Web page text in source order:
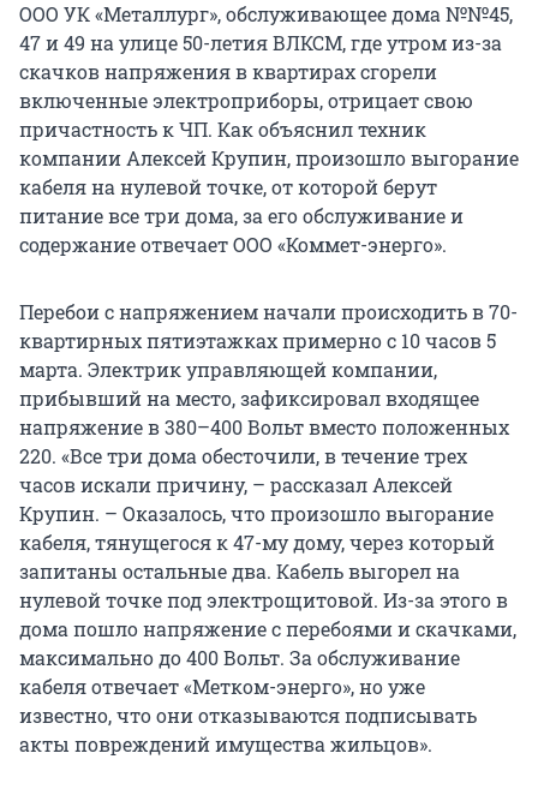
ООО УК «Металлург», обслуживающее дома №№45,
47 и 49 на улице 50-летия ВЛКСМ, где утром из-за
скачков напряжения в квартирах сгорели
включенные электроприборы, отрицает свою
причастность к ЧП. Как объяснил техник
компании Алексей Крупин, произошло выгорание
кабеля на нулевой точке, от которой берут
питание все три дома, за его обслуживание и
содержание отвечает ООО «Коммет-энерго».
Перебои с напряжением начали происходить в 70-
квартирных пятиэтажках примерно с 10 часов 5
марта. Электрик управляющей компании,
прибывший на место, зафиксировал входящее
напряжение в 380–400 Вольт вместо положенных
220. «Все три дома обесточили, в течение трех
часов искали причину, – рассказал Алексей
Крупин. – Оказалось, что произошло выгорание
кабеля, тянущегося к 47-му дому, через который
запитаны остальные два. Кабель выгорел на
нулевой точке под электрощитовой. Из-за этого в
дома пошло напряжение с перебоями и скачками,
максимально до 400 Вольт. За обслуживание
кабеля отвечает «Метком-энерго», но уже
известно, что они отказываются подписывать
акты повреждений имущества жильцов».